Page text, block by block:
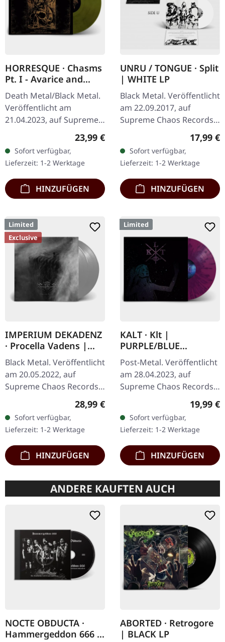
HORRESQUE · Chasms
Pt. I - Avarice and
Retribution |
YELLOW/BLACK LP
Death Metal/Black Metal.
Veröffentlicht am
21.04.2023, auf Supreme
Dunkelgelb/Schwarz
marmoriertes Vinyl im
schweren Cover…
Regulärer Preis:
23,99 €
Sofort verfügbar,
Lieferzeit: 1-2 Werktage
HINZUFÜGEN
UNRU / TONGUE · Split
| WHITE LP
Black Metal. Veröffentlicht
am 22.09.2017, auf
Supreme Chaos Records.
Weißes Vinyl, limitiert auf
handnummerierte
Exemplare. · 180g Vinyl
für…
17,99 €
Sofort verfügbar,
Lieferzeit: 1-2 Werktage
HINZUFÜGEN
Limited
Exclusive
IMPERIUM DEKADENZ
· Procella Vadens |
SILVER 2LP
Black Metal. Veröffentlicht
am 20.05.2022, auf
Supreme Chaos Records.
Letzte Exemplare! #4-10
Silbernes Doppel-Vinyl im
Gatefold-Cover mit
bedrucktem…
Regulärer Preis:
28,99 €
Sofort verfügbar,
Lieferzeit: 1-2 Werktage
HINZUFÜGEN
Limited
KALT · Klt |
PURPLE/BLUE
SPLATTER LP
Post-Metal. Veröffentlicht
am 28.04.2023, auf
Supreme Chaos Records.
SCR-Exklusives Splatter-
Vinyl auf transparent lila
Vinyl mit blauen Splattern,
…
19,99 €
Sofort verfügbar,
Lieferzeit: 1-2 Werktage
HINZUFÜGEN
ANDERE KAUFTEN AUCH
NOCTE OBDUCTA ·
Hammergeddon 666 |
ABORTED · Retrogore
| BLACK LP